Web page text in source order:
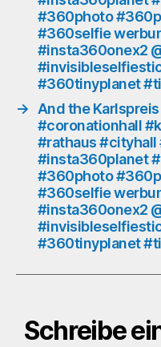
#360photo
#360selfie
#insta360onex2
#360tinyplanet
→
And the
#coronationhall
#rathaus
#insta360planet
#360photo
#360selfie
#insta360onex2
#360tinyplanet
Schreibe